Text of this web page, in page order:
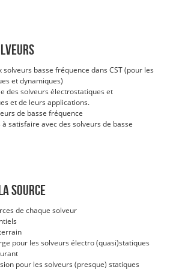
solveurs basse fréquence dans CST (pour les
et dynamiques)
des solveurs électrostatiques et
et de leurs applications.
de basse fréquence
satisfaire avec des solveurs de basse
source
de chaque solveur
pour les solveurs électro (quasi)statiques
pour les solveurs (presque) statiques